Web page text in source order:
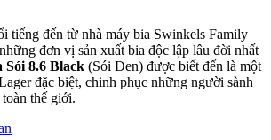
tiếng đến từ nhà máy bia Swinkels Family
đơn vị sản xuất bia độc lập lâu đời nhất
Sói 8.6 Black (Sói Đen) được biết đến là một
đặc biệt, chinh phục những người sành
thế giới.